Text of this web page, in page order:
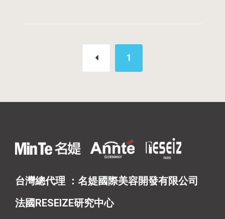
1
台灣總代理 ：名媞國際美容開發有限公司
法國RESEIZE研究中心